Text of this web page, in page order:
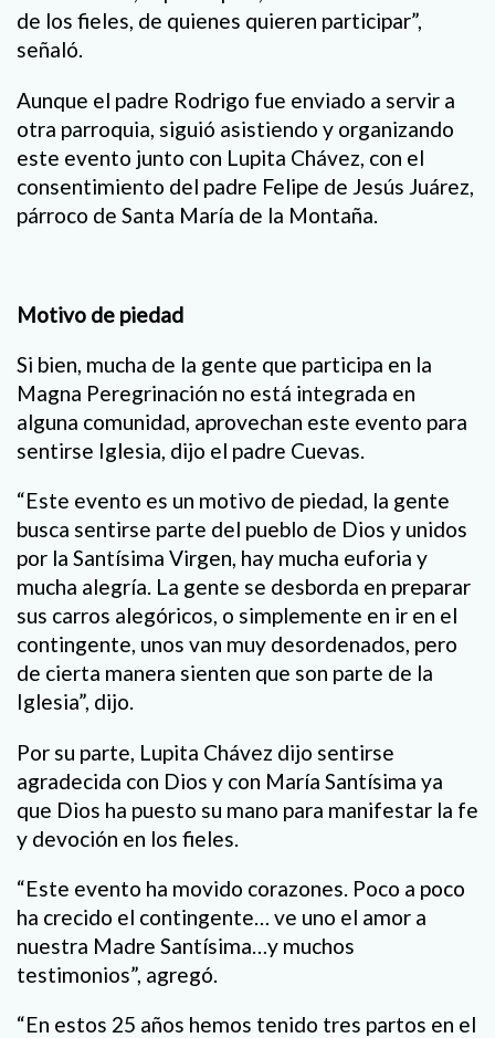
de los fieles, de quienes quieren participar”,
señaló.
Aunque el padre Rodrigo fue enviado a servir a
otra parroquia, siguió asistiendo y organizando
este evento junto con Lupita Chávez, con el
consentimiento del padre Felipe de Jesús Juárez,
párroco de Santa María de la Montaña.
Motivo de piedad
Si bien, mucha de la gente que participa en la
Magna Peregrinación no está integrada en
alguna comunidad, aprovechan este evento para
sentirse Iglesia, dijo el padre Cuevas.
“Este evento es un motivo de piedad, la gente
busca sentirse parte del pueblo de Dios y unidos
por la Santísima Virgen, hay mucha euforia y
mucha alegría. La gente se desborda en preparar
sus carros alegóricos, o simplemente en ir en el
contingente, unos van muy desordenados, pero
de cierta manera sienten que son parte de la
Iglesia”, dijo.
Por su parte, Lupita Chávez dijo sentirse
agradecida con Dios y con María Santísima ya
que Dios ha puesto su mano para manifestar la fe
y devoción en los fieles.
“Este evento ha movido corazones. Poco a poco
ha crecido el contingente… ve uno el amor a
nuestra Madre Santísima…y muchos
testimonios”, agregó.
“En estos 25 años hemos tenido tres partos en el